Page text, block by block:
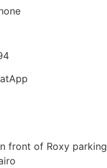
front of Roxy parking